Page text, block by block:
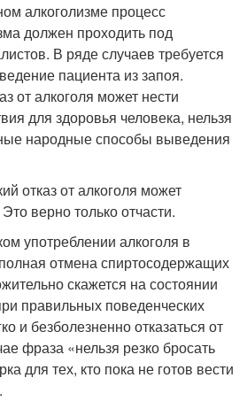
алкоголизме процесс
должен проходить под
В ряде случаев требуется
пациента из запоя.
от алкоголя может нести
для здоровья человека, нельзя
народные способы выведения
отказ от алкоголя может
верно только отчасти.
употреблении алкоголя в
отмена спиртосодержащих
скажется на состоянии
правильных поведенческих
и безболезненно отказаться от
фраза «нельзя резко бросать
для тех, кто пока не готов вести